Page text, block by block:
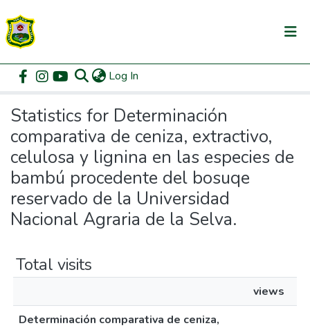
Log In
Communities & Collections
All of DSpace
Home Statistics
Statistics for Determinación
comparativa de ceniza, extractivo,
celulosa y lignina en las especies de
bambú procedente del bosuqe
reservado de la Universidad
Nacional Agraria de la Selva.
Total visits
views
Determinación comparativa de ceniza,